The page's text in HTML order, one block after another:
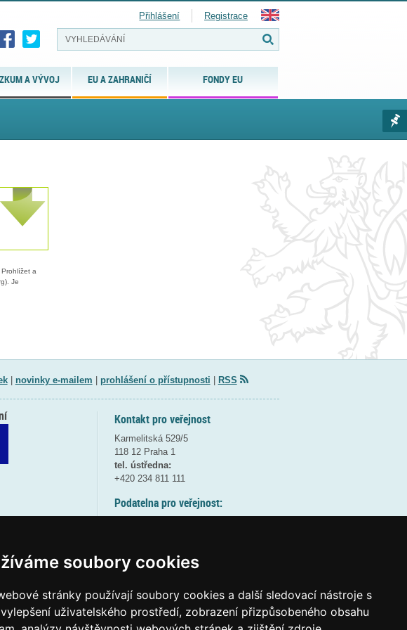
soubory cookies
stránky používají soubory cookies a další sledovací nástroje s
uživatelského prostředí, zobrazení přizpůsobeného obsahu
A VÝVOJ EU A ZAHRANIČÍ FONDY EU
Přihlášení Registrace
Prohlížet a
Je
| novinky e-mailem prohlášení o přístupnosti RSS
Kontakt pro veřejnost
Karmelitská 529/5
118 12 Praha 1
tel. ústředna:
+420 234 811 111
Podatelna pro veřejnost:
(více informací
Elektronická podatelna: